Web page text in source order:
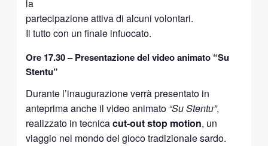
la
partecipazione attiva di alcuni volontari.
Il tutto con un finale infuocato.
Ore 17.30 – Presentazione del video animato “Su
Stentu”
Durante l’inaugurazione verrà presentato in
anteprima anche il video animato “Su Stentu”,
realizzato in tecnicacut-out stop motion, un
viaggio nel mondo del gioco tradizionale sardo.